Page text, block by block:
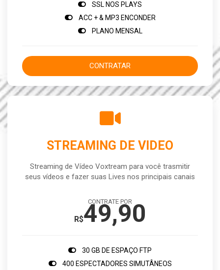
SSL NOS PLAYS
ACC + & MP3 ENCONDER
PLANO MENSAL
CONTRATAR
STREAMING DE VIDEO
Streaming de Vídeo Voxtream para você trasmitir
seus vídeos e fazer suas Lives nos principais canais
CONTRATE POR
R$49,90
30 GB DE ESPAÇO FTP
400 ESPECTADORES SIMUTÂNEOS